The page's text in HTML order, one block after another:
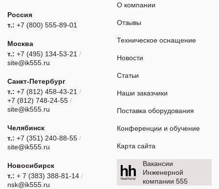
Россия
т.: +7 (800) 555-89-01
Москва
т.: +7 (495) 134-53-21 /
site@ik555.ru
Санкт-Петербург
т.: +7 (812) 458-43-21 /
+7 (812) 748-24-55 /
site@ik555.ru
Челябинск
т.: +7 (351) 240-88-55 /
site@ik555.ru
Новосибирск
т.: + 7 (383) 388-81-14 /
nsk@ik555.ru
О компании
Отзывы
Техническое оснащение
Новости
Статьи
Наши заказчики
Поставка оборудования
Конференции и обучение
Карта сайта
Вакансии
Инженерной
компании 555